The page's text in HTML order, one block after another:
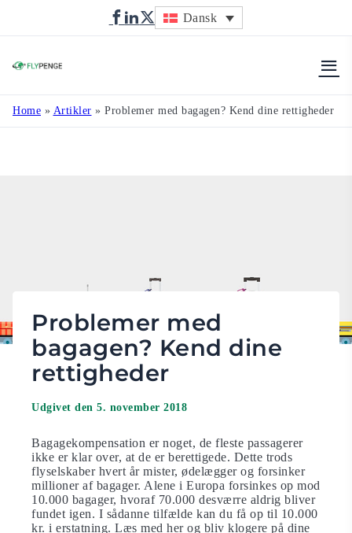
Dansk
Home » Artikler » Problemer med bagagen? Kend dine rettigheder
Problemer med
bagagen? Kend dine
rettigheder
Udgivet den 5. november 2018
Bagagekompensation er noget, de fleste passagerer
ikke er klar over, at de er berettigede. Dette trods
flyselskaber hvert år mister, ødelægger og forsinker
millioner af bagager. Alene i Europa forsinkes op mod
10.000 bagager, hvoraf 70.000 desværre aldrig bliver
fundet igen. I sådanne tilfælde kan du få op til 10.000
kr. i erstatning. Læs med her og bliv klogere på dine